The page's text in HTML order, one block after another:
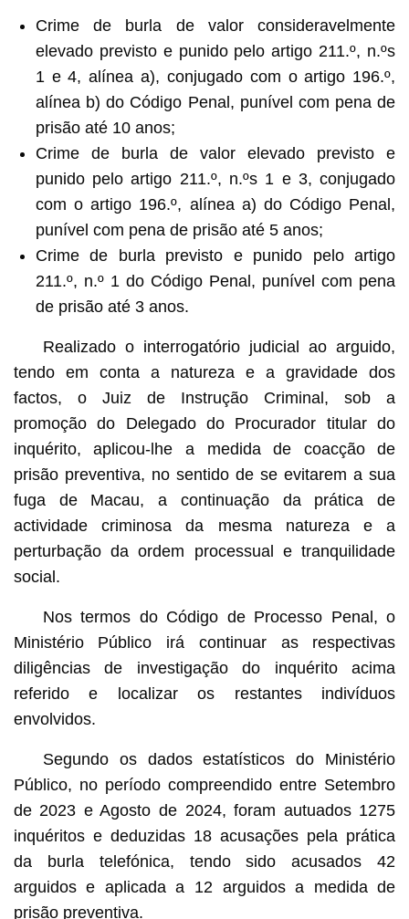
Crime de burla de valor consideravelmente
elevado previsto e punido pelo artigo 211.º, n.ºs
1 e 4, alínea a), conjugado com o artigo 196.º,
alínea b) do Código Penal, punível com pena de
prisão até 10 anos;
Crime de burla de valor elevado previsto e
punido pelo artigo 211.º, n.ºs 1 e 3, conjugado
com o artigo 196.º, alínea a) do Código Penal,
punível com pena de prisão até 5 anos;
Crime de burla previsto e punido pelo artigo
211.º, n.º 1 do Código Penal, punível com pena
de prisão até 3 anos.
Realizado o interrogatório judicial ao arguido,
tendo em conta a natureza e a gravidade dos
factos, o Juiz de Instrução Criminal, sob a
promoção do Delegado do Procurador titular do
inquérito, aplicou-lhe a medida de coacção de
prisão preventiva, no sentido de se evitarem a sua
fuga de Macau, a continuação da prática de
actividade criminosa da mesma natureza e a
perturbação da ordem processual e tranquilidade
social.
Nos termos do Código de Processo Penal, o
Ministério Público irá continuar as respectivas
diligências de investigação do inquérito acima
referido e localizar os restantes indivíduos
envolvidos.
Segundo os dados estatísticos do Ministério
Público, no período compreendido entre Setembro
de 2023 e Agosto de 2024, foram autuados 1275
inquéritos e deduzidas 18 acusações pela prática
da burla telefónica, tendo sido acusados 42
arguidos e aplicada a 12 arguidos a medida de
prisão preventiva.